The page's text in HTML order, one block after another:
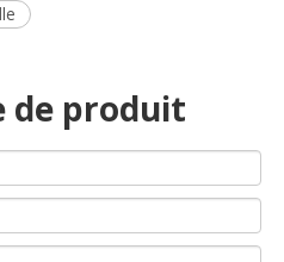
de produit